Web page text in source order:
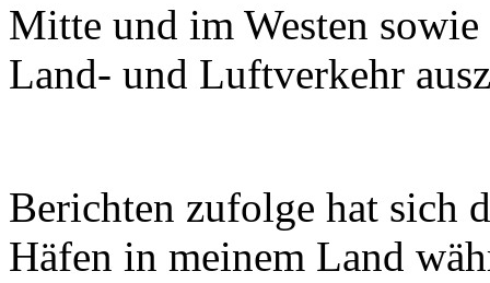
Mitte und im Westen
Land- und Luftverkehr
Berichten zufolge hat sich
Häfen in meinem Land